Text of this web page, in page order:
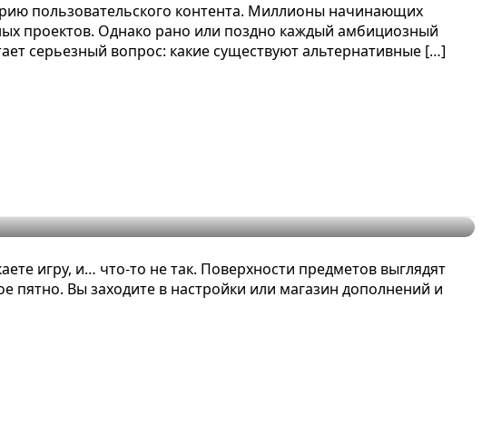
пользовательского контента. Миллионы начинающих
проектов. Однако рано или поздно каждый амбициозный
серьезный вопрос: какие существуют альтернативные […]
игру, и… что-то не так. Поверхности предметов выглядят
пятно. Вы заходите в настройки или магазин дополнений и